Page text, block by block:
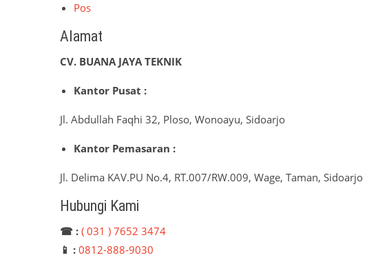
Pos
Alamat
CV. BUANA JAYA TEKNIK
Kantor Pusat :
Jl. Abdullah Faqhi 32, Ploso, Wonoayu, Sidoarjo
Kantor Pemasaran :
Jl. Delima KAV.PU No.4, RT.007/RW.009, Wage, Taman, Sidoarjo
Hubungi Kami
☎ : ( 031 ) 7652 3474
📱 : 0812-888-9030